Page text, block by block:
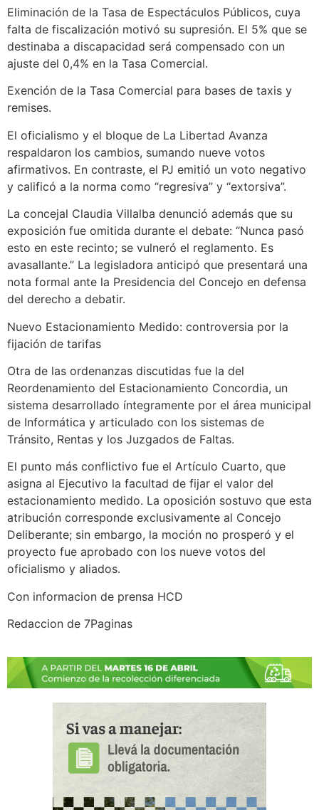
Eliminación de la Tasa de Espectáculos Públicos, cuya
falta de fiscalización motivó su supresión. El 5% que se
destinaba a discapacidad será compensado con un
ajuste del 0,4% en la Tasa Comercial.
Exención de la Tasa Comercial para bases de taxis y
remises.
El oficialismo y el bloque de La Libertad Avanza
respaldaron los cambios, sumando nueve votos
afirmativos. En contraste, el PJ emitió un voto negativo
y calificó a la norma como “regresiva” y “extorsiva”.
La concejal Claudia Villalba denunció además que su
exposición fue omitida durante el debate: “Nunca pasó
esto en este recinto; se vulneró el reglamento. Es
avasallante.” La legisladora anticipó que presentará una
nota formal ante la Presidencia del Concejo en defensa
del derecho a debatir.
Nuevo Estacionamiento Medido: controversia por la
fijación de tarifas
Otra de las ordenanzas discutidas fue la del
Reordenamiento del Estacionamiento Concordia, un
sistema desarrollado íntegramente por el área municipal
de Informática y articulado con los sistemas de
Tránsito, Rentas y los Juzgados de Faltas.
El punto más conflictivo fue el Artículo Cuarto, que
asigna al Ejecutivo la facultad de fijar el valor del
estacionamiento medido. La oposición sostuvo que esta
atribución corresponde exclusivamente al Concejo
Deliberante; sin embargo, la moción no prosperó y el
proyecto fue aprobado con los nueve votos del
oficialismo y aliados.
Con informacion de prensa HCD
Redaccion de 7Paginas